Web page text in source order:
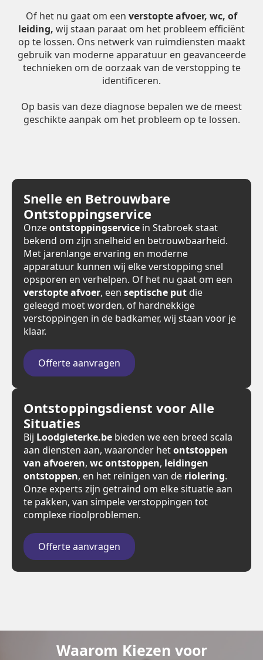
Of het nu gaat om een verstopte afvoer, wc, of
leiding, wij staan paraat om het probleem efficiënt
op te lossen. Ons netwerk van ruimdiensten maakt
gebruik van moderne apparatuur en geavanceerde
technieken om de oorzaak van de verstopping te
identificeren.
Op basis van deze diagnose bepalen we de meest
geschikte aanpak om het probleem op te lossen.
Snelle en Betrouwbare
Ontstoppingservice
Onzeontstoppingservice in Stabroek staat
bekend om zijn snelheid en betrouwbaarheid.
Met jarenlange ervaring en moderne
apparatuur kunnen wij elke verstopping snel
opsporen en verhelpen. Of het nu gaat om een
verstopte afvoer, een septische put die
geleegd moet worden, of hardnekkige
verstoppingen in de badkamer, wij staan voor je
klaar.
Offerte aanvragen
Ontstoppingsdienst voor Alle
Situaties
Bij Loodgieterke.be bieden we een breed scala
aan diensten aan, waaronder hetontstoppen
van afvoeren, wc ontstoppen, leidingen
ontstoppen, en het reinigen van de riolering.
Onze experts zijn getraind om elke situatie aan
te pakken, van simpele verstoppingen tot
complexe rioolproblemen.
Offerte aanvragen
Waarom Kiezen voor